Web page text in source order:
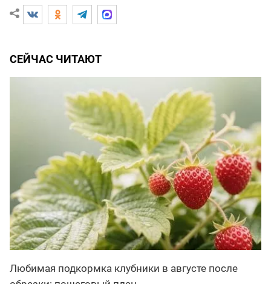
СЕЙЧАС ЧИТАЮТ
Любимая подкормка клубники в августе после